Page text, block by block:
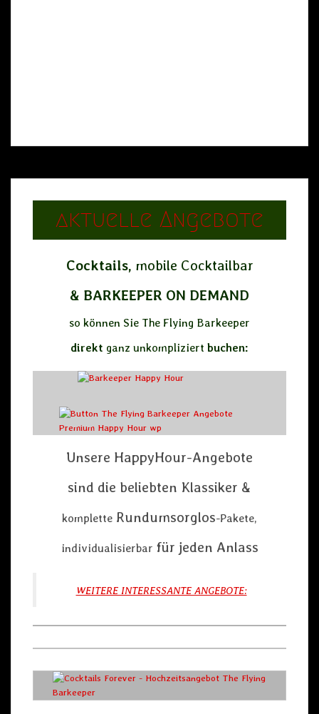
aktuelle Angebote
Cocktails, mobile Cocktailbar
& BARKEEPER ON DEMAND
so können Sie The Flying Barkeeper
direkt ganz unkompliziert buchen:
Unsere HappyHour-Angebote
sind die beliebten Klassiker &
komplette Rundumsorglos-Pakete,
individualisierbar für jeden Anlass
WEITERE INTERESSANTE ANGEBOTE: